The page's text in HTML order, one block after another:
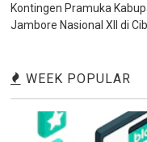
Kontingen Pramuka
Jambore Nasional XII di
WEEK POPULAR